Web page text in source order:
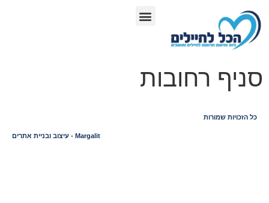
סניף רחובות
כל הזכויות שמורות
Margalit - עיצוב ובניית אתרים